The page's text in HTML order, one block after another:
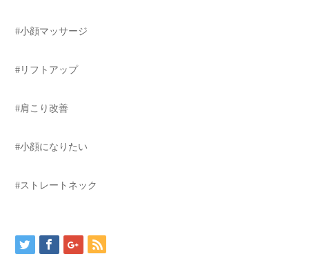
#小顔マッサージ
#リフトアップ
#肩こり改善
#小顔になりたい
#ストレートネック